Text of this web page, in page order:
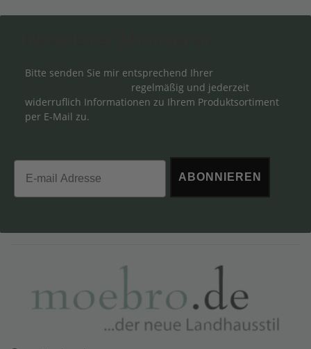
Bitte senden Sie mir entsprechend Ihrer
regelmäßig und jederzeit
widerruflich Informationen zu Ihrem Produktsortiment
per E-Mail zu.
Email
ABONNIEREN